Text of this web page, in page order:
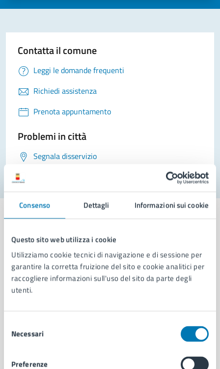
Consenso Dettagli Informazioni sui cookie
Questo sito web utilizza i cookie
Utilizziamo cookie tecnici di navigazione e di sessione per
garantire la corretta fruizione del sito e cookie analitici per
raccogliere informazioni sull'uso del sito da parte degli
utenti.
delNecessari
Preferenze
Contatta il comune
Leggi le domande frequenti
Richiedi assistenza
Prenota appuntamento
Problemi in città
Segnala disservizio
Comune di Napoli
AMMINISTRAZIONE
Aree amministrative
Uffici